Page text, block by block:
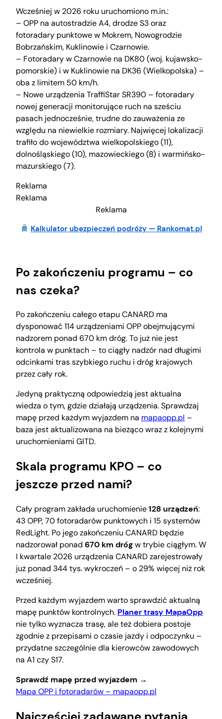
Wcześniej w 2026 roku uruchomiono m.in.:
– OPP na autostradzie A4, drodze S3 oraz
fotoradary punktowe w Mokrem, Nowogrodzie
Bobrzańskim, Kuklinowie i Czarnowie.
– Fotoradary w Czarnowie na DK80 (woj. kujawsko-
pomorskie) i w Kuklinowie na DK36 (Wielkopolska) –
oba z limitem 50 km/h.
– Nowe urządzenia TraffiStar SR390 – fotoradary
nowej generacji monitorujące ruch na sześciu
pasach jednocześnie, trudne do zauważenia ze
względu na niewielkie rozmiary. Najwięcej lokalizacji
trafiło do województwa wielkopolskiego (11),
dolnośląskiego (10), mazowieckiego (8) i warmińsko-
mazurskiego (7).
Reklama
Reklama
Reklama
Kalkulator ubezpieczeń podróży — Rankomat.pl
Po zakończeniu programu – co
nas czeka?
Po zakończeniu całego etapu CANARD ma
dysponować 114 urządzeniami OPP obejmującymi
nadzorem ponad 670 km dróg. To już nie jest
kontrola w punktach – to ciągły nadzór nad długimi
odcinkami tras szybkiego ruchu i dróg krajowych
przez cały rok.
Jedyną praktyczną odpowiedzią jest aktualna
wiedza o tym, gdzie działają urządzenia. Sprawdzaj
mapę przed każdym wyjazdem na mapaopp.pl –
baza jest aktualizowana na bieżąco wraz z kolejnymi
uruchomieniami GITD.
Skala programu KPO – co
jeszcze przed nami?
Cały program zakłada uruchomienie128 urządzeń:
43 OPP, 70 fotoradarów punktowych i 15 systemów
RedLight. Po jego zakończeniu CANARD będzie
nadzorował ponad 670 km drógw trybie ciągłym. W
I kwartale 2026 urządzenia CANARD zarejestrowały
już ponad 344 tys. wykroczeń – o 29% więcej niż rok
wcześniej.
Przed każdym wyjazdem warto sprawdzić aktualną
mapę punktów kontrolnych. Planer trasy MapaOpp
nie tylko wyznacza trasę, ale też dobiera postoje
zgodnie z przepisami o czasie jazdy i odpoczynku –
przydatne szczególnie dla kierowców zawodowych
na A1 czy S17.
Sprawdź mapę przed wyjazdem →
Mapa OPP i fotoradarów – mapaopp.pl